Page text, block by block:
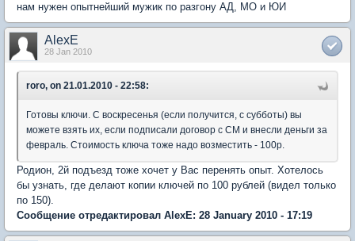
нам нужен опытнейший мужик по разгону АД, МО и ЮИ
AlexE
28 Jan 2010
roro, on 21.01.2010 - 22:58:
Готовы ключи. С воскресенья (если получится, с субботы) вы
можете взять их, если подписали договор с СМ и внесли деньги за
февраль. Стоимость ключа тоже надо возместить - 100р.
Родион, 2й подъезд тоже хочет у Вас перенять опыт. Хотелось
бы узнать, где делают копии ключей по 100 рублей (видел только
по 150).
Сообщение отредактировал AlexE: 28 January 2010 - 17:19